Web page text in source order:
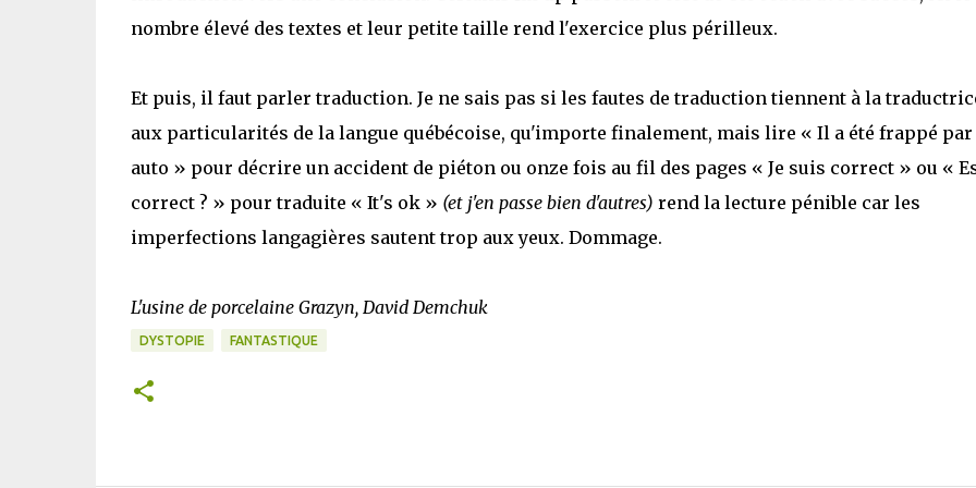
nombre élevé des textes et leur petite taille rend l'exercice plus périlleux.
Et puis, il faut parler traduction. Je ne sais pas si les fautes de traduction tiennent à la
aux particularités de la langue québécoise, qu'importe finalement, mais lire « Il a été frappé par
auto » pour décrire un accident de piéton ou onze fois au fil des pages « Je suis correct » ou «
correct ? » pour traduite « It's ok » (et j'en passe bien d'autres) rend la lecture pénible car les
imperfections langagières sautent trop aux yeux. Dommage.
L'usine de porcelaine Grazyn, David Demchuk
DYSTOPIE FANTASTIQUE